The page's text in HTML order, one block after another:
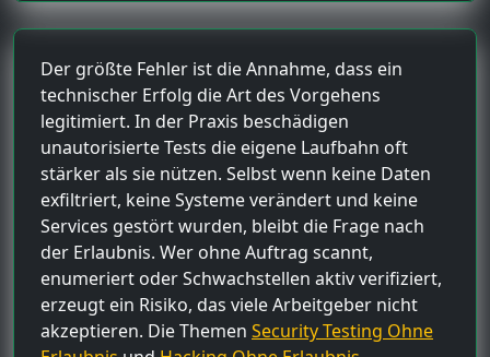
Der größte Fehler ist die Annahme, dass ein
technischer Erfolg die Art des Vorgehens
legitimiert. In der Praxis beschädigen
unautorisierte Tests die eigene Laufbahn oft
stärker als sie nützen. Selbst wenn keine Daten
exfiltriert, keine Systeme verändert und keine
Services gestört wurden, bleibt die Frage nach
der Erlaubnis. Wer ohne Auftrag scannt,
enumeriert oder Schwachstellen aktiv verifiziert,
erzeugt ein Risiko, das viele Arbeitgeber nicht
akzeptieren. Die Themen Security Testing Ohne